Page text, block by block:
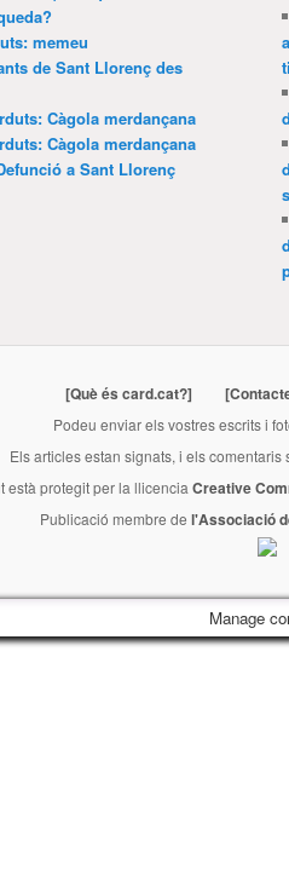
memeu
de Sant Llorenç des
Càgola merdançana
Càgola merdançana
a Sant Llorenç
[Què és card.cat?]
Podeu enviar els vostres escrits i
Els articles estan signats, i els
està protegit per la llicencia Creative
Publicació membre de l'Associació
Manage